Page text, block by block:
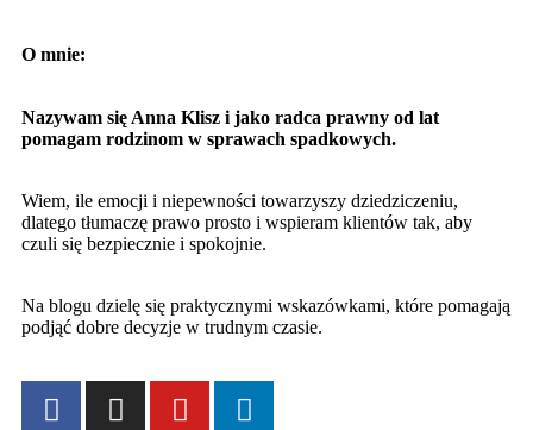
O mnie:
Nazywam się Anna Klisz i jako radca prawny od lat
pomagam rodzinom w sprawach spadkowych.
Wiem, ile emocji i niepewności towarzyszy dziedziczeniu,
dlatego tłumaczę prawo prosto i wspieram klientów tak, aby
czuli się bezpiecznie i spokojnie.
Na blogu dzielę się praktycznymi wskazówkami, które pomagają
podjąć dobre decyzje w trudnym czasie.